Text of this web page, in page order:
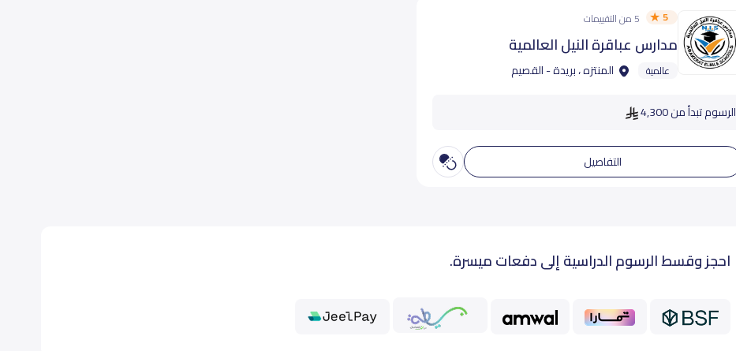
5 5 من التقييمات
مدارس عباقرة النيل العالمية
عالمية المنتزه ، بريدة - القصيم
الرسوم تبدأ من 4,300
التفاصيل
احجز وقسط الرسوم الدراسية إلى دفعات ميسرة.